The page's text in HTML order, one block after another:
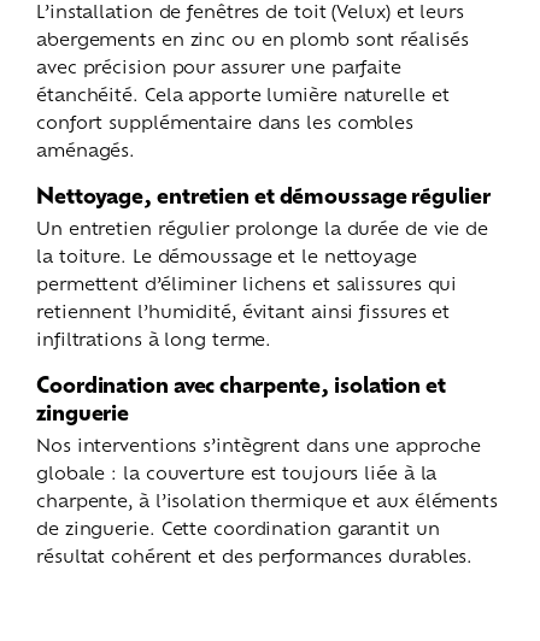
L’installation de fenêtres de toit (Velux) et leurs
abergements en zinc ou en plomb sont réalisés
avec précision pour assurer une parfaite
étanchéité. Cela apporte lumière naturelle et
confort supplémentaire dans les combles
aménagés.
Nettoyage, entretien et démoussage régulier
Un entretien régulier prolonge la durée de vie de
la toiture. Le démoussage et le nettoyage
permettent d’éliminer lichens et salissures qui
retiennent l’humidité, évitant ainsi fissures et
infiltrations à long terme.
Coordination avec charpente, isolation et
zinguerie
Nos interventions s’intègrent dans une approche
globale : la couverture est toujours liée à la
charpente, à l’isolation thermique et aux éléments
de zinguerie. Cette coordination garantit un
résultat cohérent et des performances durables.